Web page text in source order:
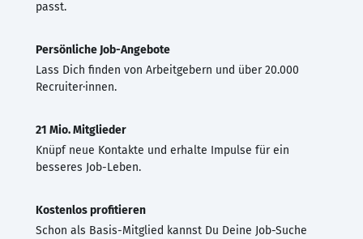
passt.
Persönliche Job-Angebote
Lass Dich finden von Arbeitgebern und über 20.000
Recruiter·innen.
21 Mio. Mitglieder
Knüpf neue Kontakte und erhalte Impulse für ein
besseres Job-Leben.
Kostenlos profitieren
Schon als Basis-Mitglied kannst Du Deine Job-Suche